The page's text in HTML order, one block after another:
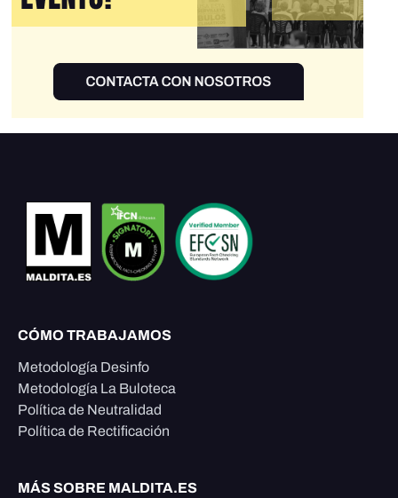
CÓMO TRABAJAMOS
Metodología Desinfo
Metodología La Buloteca
Política de Neutralidad
Política de Rectificación
MÁS SOBRE MALDITA.ES